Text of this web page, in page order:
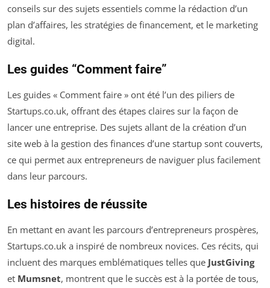
conseils sur des sujets essentiels comme la rédaction d’un
plan d’affaires, les stratégies de financement, et le marketing
digital.
Les guides “Comment faire”
Les guides « Comment faire » ont été l’un des piliers de
Startups.co.uk, offrant des étapes claires sur la façon de
lancer une entreprise. Des sujets allant de la création d’un
site web à la gestion des finances d’une startup sont couverts,
ce qui permet aux entrepreneurs de naviguer plus facilement
dans leur parcours.
Les histoires de réussite
En mettant en avant les parcours d’entrepreneurs prospères,
Startups.co.uk a inspiré de nombreux novices. Ces récits, qui
incluent des marques emblématiques telles que JustGiving
et Mumsnet, montrent que le succès est à la portée de tous,